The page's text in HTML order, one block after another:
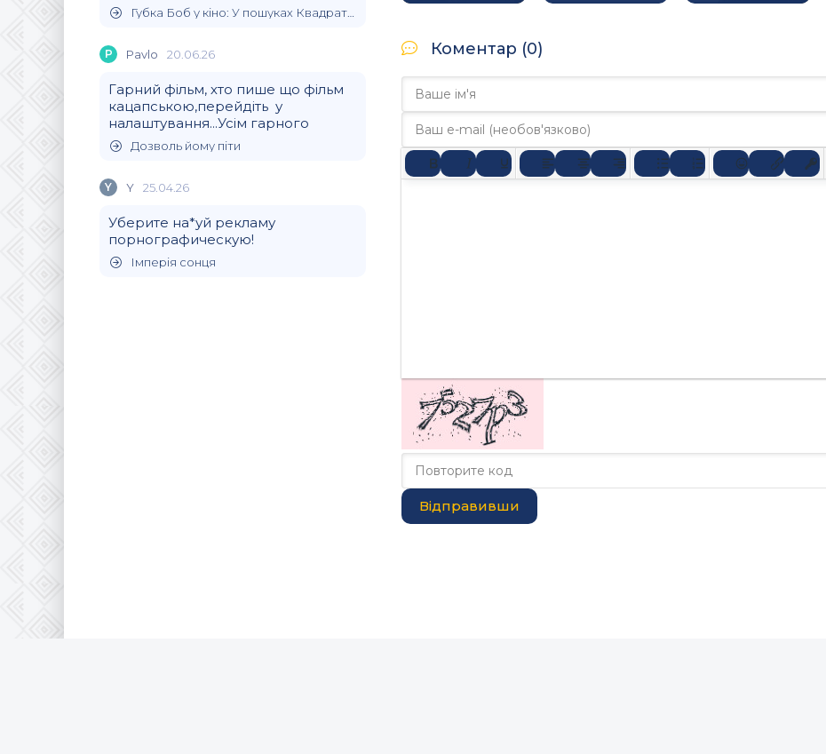
Губка Боб у кіно: У пошуках Квадратних Штанів
P Pavlo 20.06.26
Гарний фільм, хто пише що фільм
кацапською,перейдіть у
налаштування...Усім гарного
Дозволь йому піти
Y Y 25.04.26
Уберите на*уй рекламу
порнографическую!
Імперія сонця
Коментар (0)
Відправивши